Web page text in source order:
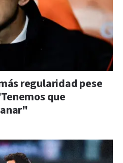
regularidad pese
que